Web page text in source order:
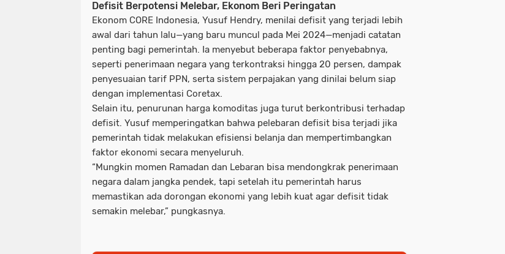
Defisit Berpotensi Melebar, Ekonom Beri Peringatan
Ekonom CORE Indonesia, Yusuf Hendry, menilai defisit yang terjadi lebih
awal dari tahun lalu—yang baru muncul pada Mei 2024—menjadi catatan
penting bagi pemerintah. Ia menyebut beberapa faktor penyebabnya,
seperti penerimaan negara yang terkontraksi hingga 20 persen, dampak
penyesuaian tarif PPN, serta sistem perpajakan yang dinilai belum siap
dengan implementasi Coretax.
Selain itu, penurunan harga komoditas juga turut berkontribusi terhadap
defisit. Yusuf memperingatkan bahwa pelebaran defisit bisa terjadi jika
pemerintah tidak melakukan efisiensi belanja dan mempertimbangkan
faktor ekonomi secara menyeluruh.
“Mungkin momen Ramadan dan Lebaran bisa mendongkrak penerimaan
negara dalam jangka pendek, tapi setelah itu pemerintah harus
memastikan ada dorongan ekonomi yang lebih kuat agar defisit tidak
semakin melebar,” pungkasnya.